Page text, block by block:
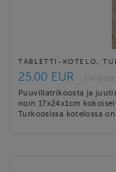
TABLETTI-KOTELO,
25.00 EUR
1 in stock
Puuvillatrikoosta ja
noin 17x24x1cm
Turkoosissa kotelossa